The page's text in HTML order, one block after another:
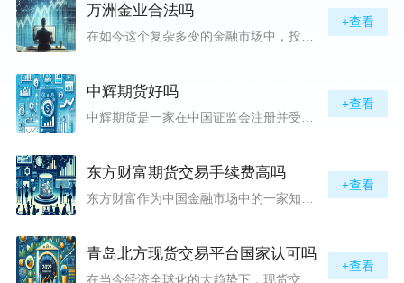
万洲金业合法吗
+查看
中辉期货好吗
+查看
东方财富期货交易手续费高吗
+查看
青岛北方现货交易平台国家认可吗
+查看